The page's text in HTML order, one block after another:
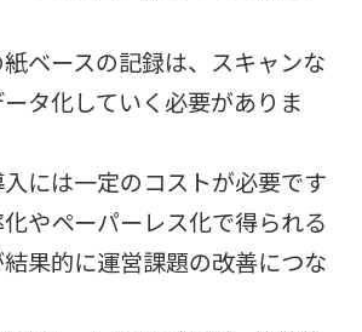
ベースの記録は、スキャンな
タ化していく必要がありま
には一定のコストが必要です
やペーパーレス化で得られる
果的に運営課題の改善につな